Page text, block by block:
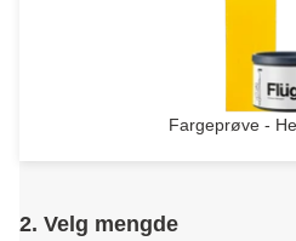
Fargeprøve -
2. Velg mengde